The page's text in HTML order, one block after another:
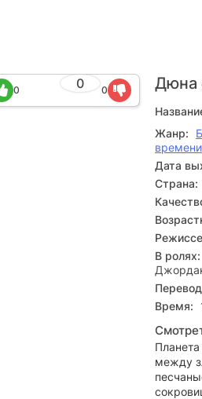
Дюна
0
0 0
Жанр:
времени
Дата
Страна:
В ролях:
Время:
между